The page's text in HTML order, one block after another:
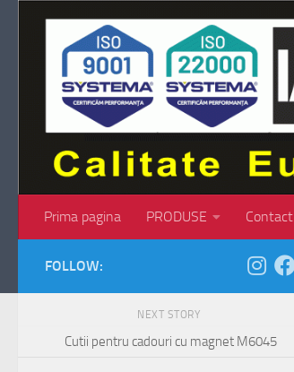
Skip to content
Prima pagina PRODUSE Contact
FOLLOW:
NEXT STORY
Cutii pentru cadouri cu magnet M6045